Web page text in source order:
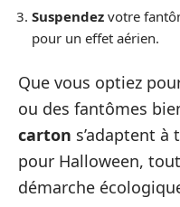
Suspendez votre
pour un effet aérien.
Que vous optiez
ou des fantômes
carton s’adaptent à
pour Halloween,
démarche